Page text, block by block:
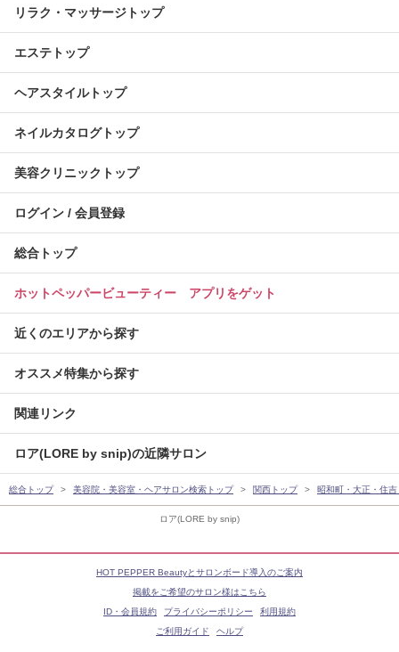
ロア(LORE by snip)
リラク・マッサージトップ
エステトップ
ヘアスタイルトップ
ネイルカタログトップ
美容クリニックトップ
ログイン / 会員登録
総合トップ
ホットペッパービューティー アプリをゲット
近くのエリアから探す
オススメ特集から探す
関連リンク
ロア(LORE by snip)の近隣サロン
総合トップ 美容院・美容室・ヘアサロン検索トップ 関西トップ 昭和町・大正・住
HOT PEPPER Beautyとサロンボード導入のご案内
掲載をご希望のサロン様はこちら
ID・会員規約
プライバシーポリシー
利用規約
ご利用ガイド
ヘルプ